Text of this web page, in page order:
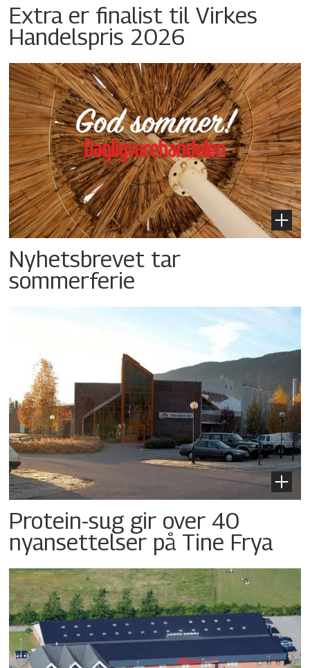
Extra er finalist til Virkes
Handelspris 2026
Nyhetsbrevet tar
sommerferie
Protein-sug gir over 40
nyansettelser på Tine Frya